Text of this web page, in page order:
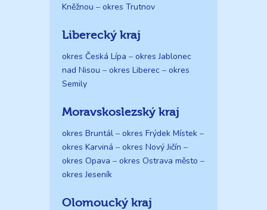
Kněžnou – okres Trutnov
Liberecký kraj
okres Česká Lípa – okres Jablonec
nad Nisou – okres Liberec – okres
Semily
Moravskoslezský kraj
okres Bruntál – okres Frýdek Místek –
okres Karviná – okres Nový Jičín –
okres Opava – okres Ostrava město –
okres Jeseník
Olomoucký kraj